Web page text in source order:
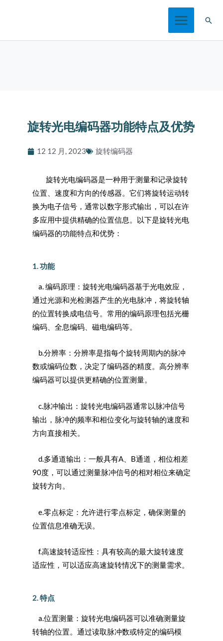
搜
旋转光电编码器功能特点及优势
12 12 月, 2023 旋转编码器
旋转光电编码器是一种用于测量和记录旋转
位置、速度和方向的传感器。它们将旋转运动转
换为电子信号，通常以数字形式输出，可以在许
多应用中提供精确的位置信息。以下是旋转光电
编码器的功能特点和优势：
1. 功能
a. 编码原理：旋转光电编码器基于光电效应，
通过光源和光检测器产生的光电脉冲，将旋转轴
的位置转换成电信号。常用的编码原理包括光栅
编码、全息编码、磁电编码等。
b.分辨率：分辨率是指每个旋转周期内的脉冲
数或编码位数，决定了编码器的精度。高分辨率
编码器可以提供更精确的位置测量。
c.脉冲输出：旋转光电编码器通常以脉冲信号
输出，脉冲的频率和相位变化与旋转轴的速度和
方向直接相关。
d.多通道输出：一般具有A、B通道，相位相差
90度，可以通过测量脉冲信号的相对相位来确定
旋转方向。
e.零点标定：允许进行零点标定，确保测量的
位置信息准确无误。
f.高速旋转适应性：具有较高的最大旋转速度
适应性，可以适应高速旋转情况下的测量需求。
2. 特点
a.位置测量：旋转光电编码器可以准确测量旋
转轴的位置。通过读取脉冲数或特定的编码模